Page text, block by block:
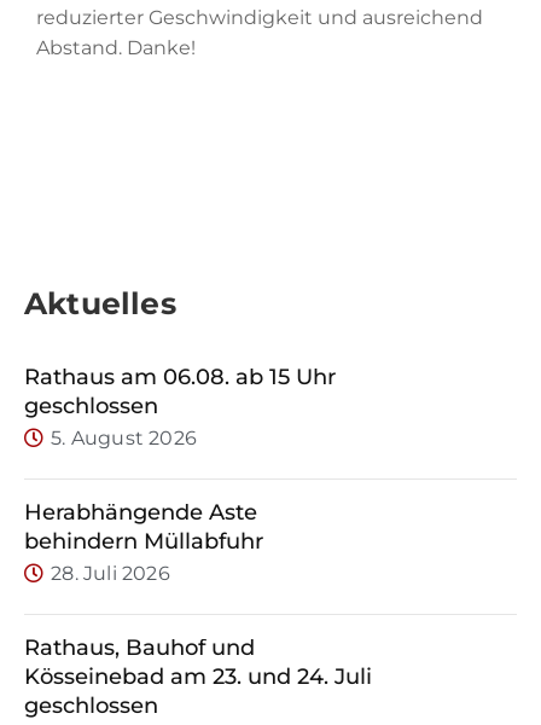
reduzierter Geschwindigkeit und ausreichend
Abstand. Danke!
Aktuelles
Rathaus am 06.08. ab 15 Uhr
geschlossen
5. August 2026
Herabhängende Äste
behindern Müllabfuhr
28. Juli 2026
Rathaus, Bauhof und
Kösseinebad am 23. und 24. Juli
geschlossen